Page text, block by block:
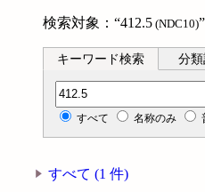
検索対象：“412.5 (NDC10)”
キーワード検索 分
分類記号検索
すべて 名称のみ
すべて (1 件)